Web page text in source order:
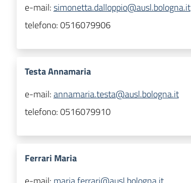
e-mail:simonetta.dalloppio@ausl.bologna.it
telefono:0516079906
Testa Annamaria
e-mail:annamaria.testa@ausl.bologna.it
telefono:0516079910
Ferrari Maria